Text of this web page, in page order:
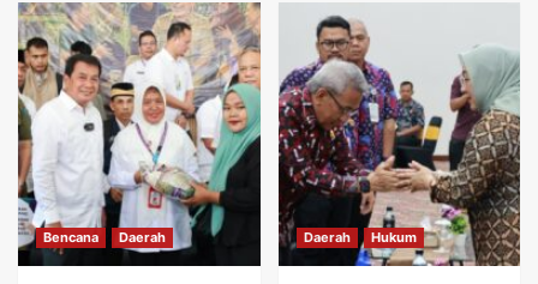
Bencana Daerah Daerah Hukum